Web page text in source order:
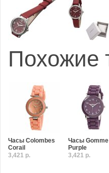
Похожие
Часы Colombes
Corail
3,421 р.
Часы Gomme
Purple
3,421 р.